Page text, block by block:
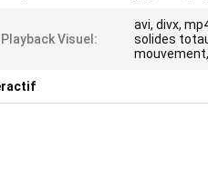
Playback Visuel:
avi, divx,
solides